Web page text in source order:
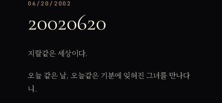
06/20/2002
20020620
지랄같은 세상이다.
오늘 같은 날, 오늘같은 기분에 잊혀진 그녀를 만나다
니.